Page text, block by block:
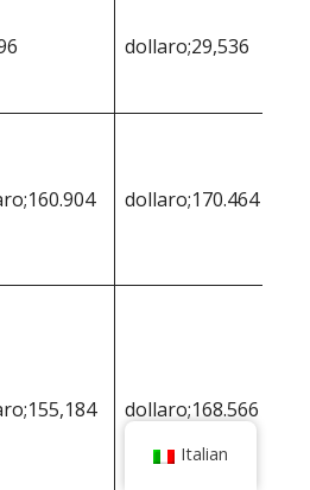
dollaro;29,536
dollaro;170.464
dollaro;168.566
Italian